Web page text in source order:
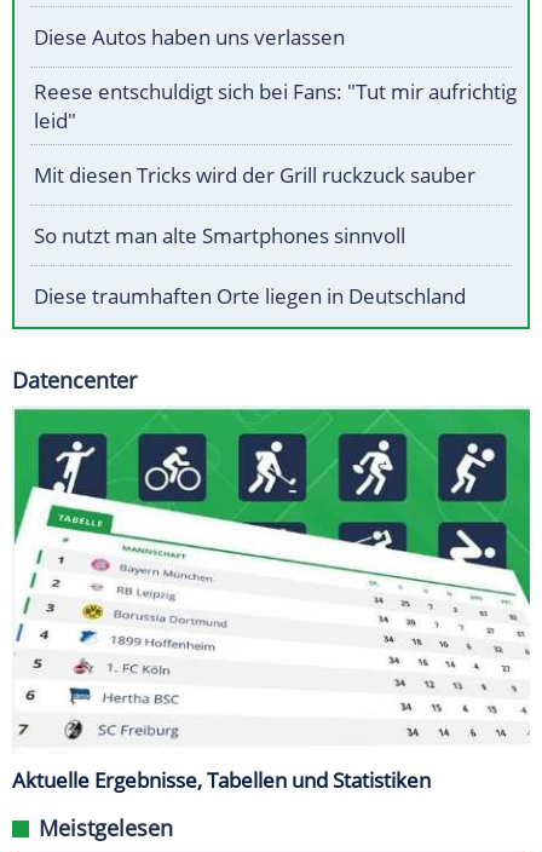
Diese Autos haben uns verlassen
Reese entschuldigt sich bei Fans: "Tut mir aufrichtig
leid"
Mit diesen Tricks wird der Grill ruckzuck sauber
So nutzt man alte Smartphones sinnvoll
Diese traumhaften Orte liegen in Deutschland
Datencenter
Aktuelle Ergebnisse, Tabellen und Statistiken
Meistgelesen